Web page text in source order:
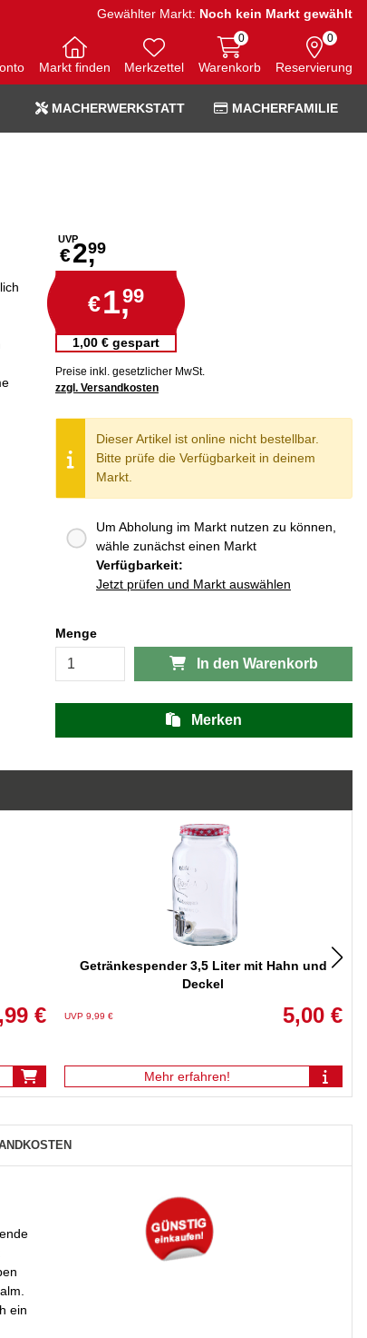
Gewählter Markt: Noch kein Markt gewählt
Markt finden Merkzettel Warenkorb
0
Reservierung
0
MACHERWERKSTATT MACHERFAMILIE
UVP
€2,99
€1,99
1,00 € gespart
Preise inkl. gesetzlicher MwSt.
zzgl. Versandkosten
Dieser Artikel ist online nicht bestellbar.
Bitte prüfe die Verfügbarkeit in deinem
Markt.
Um Abholung im Markt nutzen zu können,
wähle zunächst einen Markt
Verfügbarkeit:
Jetzt prüfen und Markt auswählen
Menge
In den Warenkorb
Merken
€
Getränkespender 3,5 Liter mit Hahn und
Deckel
UVP 9,99 € 5,00 €
Mehr erfahren!
ein